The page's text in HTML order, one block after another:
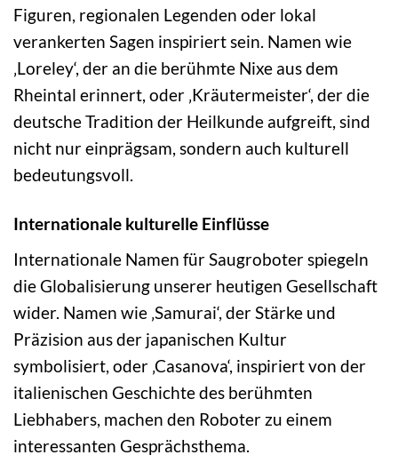
Figuren, regionalen Legenden oder lokal
verankerten Sagen inspiriert sein. Namen wie
‚Loreley‘, der an die berühmte Nixe aus dem
Rheintal erinnert, oder ‚Kräutermeister‘, der die
deutsche Tradition der Heilkunde aufgreift, sind
nicht nur einprägsam, sondern auch kulturell
bedeutungsvoll.
Internationale kulturelle Einflüsse
Internationale Namen für Saugroboter spiegeln
die Globalisierung unserer heutigen Gesellschaft
wider. Namen wie ‚Samurai‘, der Stärke und
Präzision aus der japanischen Kultur
symbolisiert, oder ‚Casanova‘, inspiriert von der
italienischen Geschichte des berühmten
Liebhabers, machen den Roboter zu einem
interessanten Gesprächsthema.